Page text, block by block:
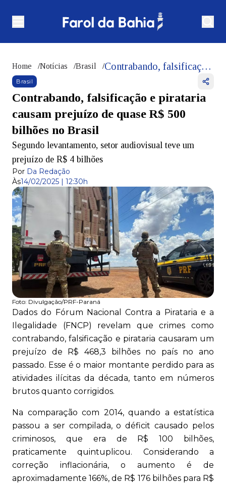
Home /Notícias /Brasil / Contrabando, falsificação e pirataria causam prejuízo de quase R$ 500 bilhões no Brasil
Brasil
Contrabando, falsificação e pirataria
causam prejuízo de quase R$ 500
bilhões no Brasil
Segundo levantamento, setor audiovisual teve um
prejuízo de R$ 4 bilhões
Por Da Redação
Às14/02/2025 | 12:30h
Foto: Divulgação/PRF-Paraná
Dados do Fórum Nacional Contra a Pirataria e a
Ilegalidade (FNCP) revelam que crimes como
contrabando, falsificação e pirataria causaram um
prejuízo de R$ 468,3 bilhões no país no ano
passado. Esse é o maior montante perdido para as
atividades ilícitas da década, tanto em números
brutos quanto corrigidos.
Na comparação com 2014, quando a estatística
passou a ser compilada, o déficit causado pelos
criminosos, que era de R$ 100 bilhões,
praticamente quintuplicou. Considerando a
correção inflacionária, o aumento é de
aproximadamente 166%, de R$ 176 bilhões para R$